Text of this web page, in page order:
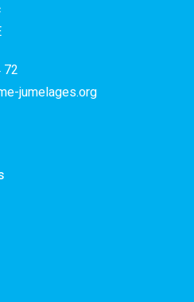
72
jumelages.org